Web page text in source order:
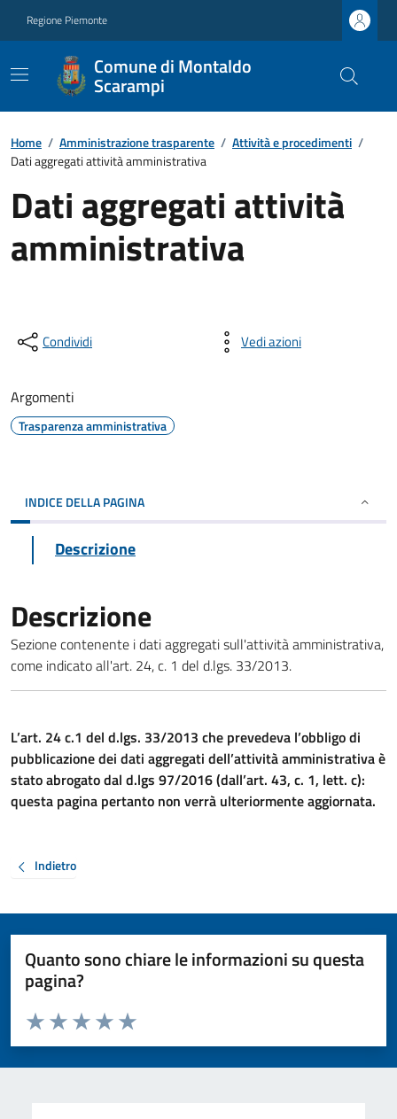
Regione Piemonte
Comune di Montaldo
Scarampi
Home / Amministrazione trasparente / Attività e procedimenti /
Dati aggregati attività amministrativa
Dati aggregati attività
amministrativa
Condividi Vedi azioni
Argomenti
Trasparenza amministrativa
INDICE DELLA PAGINA
Descrizione
Descrizione
Sezione contenente i dati aggregati sull'attività amministrativa,
come indicato all'art. 24, c. 1 del d.lgs. 33/2013.
L’art. 24 c.1 del d.lgs. 33/2013 che prevedeva l’obbligo di
pubblicazione dei dati aggregati dell’attività amministrativa è
stato abrogato dal d.lgs 97/2016 (dall’art. 43, c. 1, lett. c):
questa pagina pertanto non verrà ulteriormente aggiornata.
Indietro
Quanto sono chiare le informazioni su questa
pagina?
Valuta da 1 a 5 stelle la pagina
Valuta 5 stelle su 5
Valuta 4 stelle su 5
Valuta 3 stelle su 5
Valuta 2 stelle su 5
Valuta 1 stelle su 5